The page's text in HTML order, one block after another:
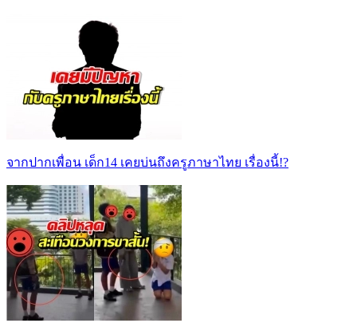
จากปากเพื่อน เด็ก14 เคยบ่นถึงครูภาษาไทย เรื่องนี้!?